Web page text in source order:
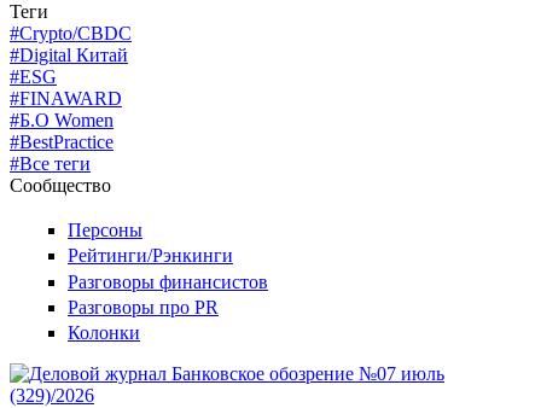
Теги
#Crypto/CBDC
#Digital Китай
#ESG
#FINAWARD
#Б.О Women
#BestPractice
#Все теги
Сообщество
Персоны
Рейтинги/Рэнкинги
Разговоры финансистов
Разговоры про PR
Колонки